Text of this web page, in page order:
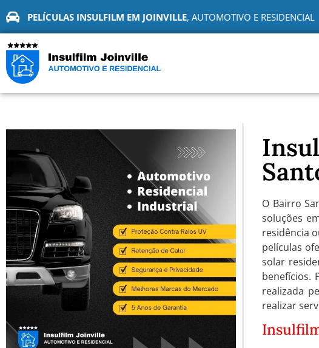
PELÍCULAS INSULFILM EM JOINVILLE, AUTOMOTIVO E RESIDENCIAL
O Bairro
soluções
residência
películas
solar
benefícios.
realizada
realizar